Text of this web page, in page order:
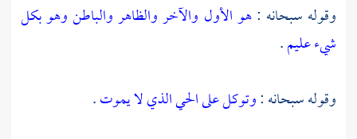
وقوله سبحانه :هو الأول والآخر والظاهر والباطن وهو بكل
شيء عليم.
وقوله سبحانه :وتوكل على الحي الذي لا يموت.